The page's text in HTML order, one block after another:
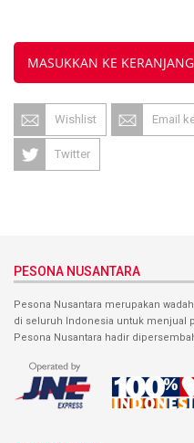
MASUKKAN KE KERANJANG
Wishlist Email
Twitter
PESONA NUSANTARA
Pesona Nusantara merupakan
di seluruh Indonesia untuk menjual
Pesona Nusantara hadir